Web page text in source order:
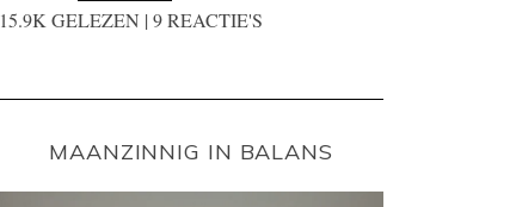
15.9K GELEZEN | 9 REACTIE'S
MAANZINNIG IN BALANS